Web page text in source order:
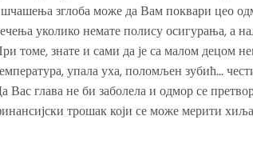
зглоба може да Вам поквари цео
уколико немате полису осигурања, а
томе, знате и сами да је са малом децом
упала уха, поломљен зубић…
Вас глава не би заболела и одмор се
трошак који се може мерити